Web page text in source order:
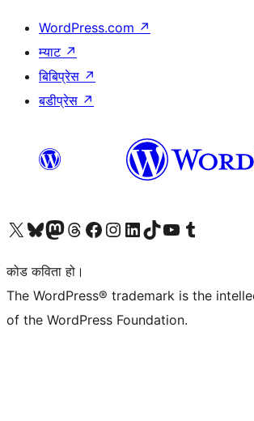
WordPress.com ↗
म्याट ↗
बिबिप्रेस ↗
बडीप्रेस ↗
हाम्रो X (पहिले ट्विटर) खातामा जानुहोस्
हाम्रो Bluesky खाता भ्रमण गर्नुहोस्
हाम्रो म्यास्टोडन खाता भ्रमण गर्नुहोस्
हाम्रो थ्रेड्स खातामा जानुहोस्
हाम्रो फेसबुक पेजमा जानुहोस्
हाम्रो इन्स्टाग्राम खातामा जानुहोस्
हाम्रो लिङ्क्डइन खातामा जानुहोस्
हाम्रो TikTok खाता भ्रमण गर्नुहोस्
हाम्रो युट्युब च्यानलमा जानुहोस्
हाम्रो टम्बलर खाता भ्रमण गर्नुहोस्
कोड कविता हो।
The WordPress® trademark is the
of the WordPress Foundation.